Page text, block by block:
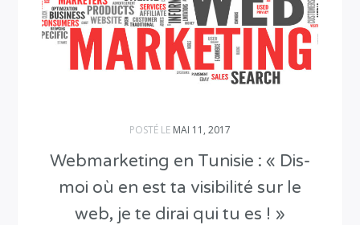
POSTÉ LE MAI 11, 2017
Webmarketing en Tunisie : « Dis-
moi où en est ta visibilité sur le
web, je te dirai qui tu es ! »